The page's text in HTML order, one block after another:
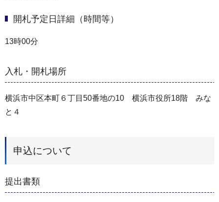
開札予定日詳細（時間等）
13時00分
入札・開札場所
横浜市中区本町６丁目50番地の10 横浜市役所18階 みな
と４
申込について
提出書類